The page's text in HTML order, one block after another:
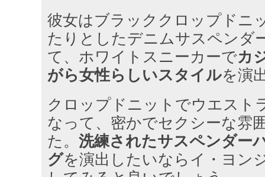
彼女はブラッククロップドニ
たりとしたデニムサスペンダ
て、ホワイトスニーカーでカ
がら女性らしいスタイルを演
クロップドニットでウエスト
なって、密かでセクシーな雰
た。 洗練されたサスペンダー
グを演出したいならイ・ヨン